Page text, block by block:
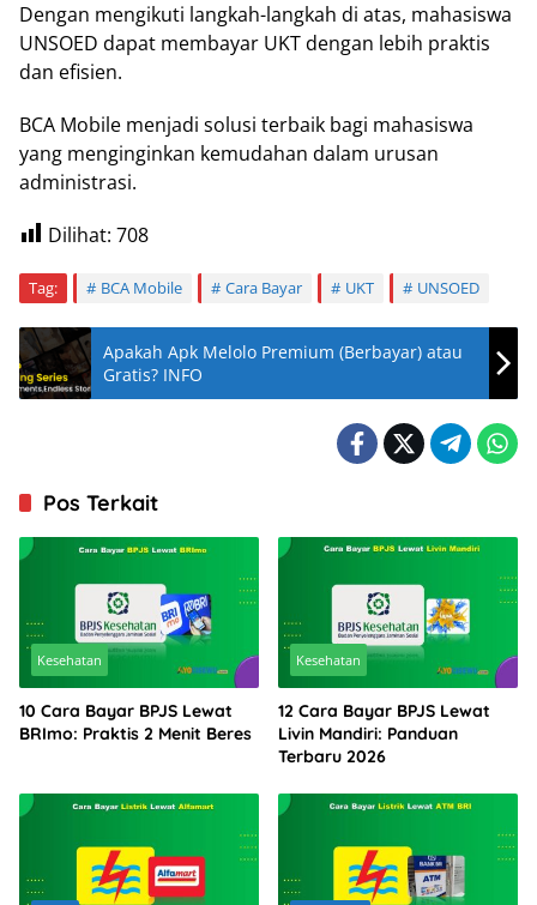
Dengan mengikuti langkah-langkah di atas, mahasiswa
UNSOED dapat membayar UKT dengan lebih praktis
dan efisien.
BCA Mobile menjadi solusi terbaik bagi mahasiswa
yang menginginkan kemudahan dalam urusan
administrasi.
Dilihat: 708
Tag: BCA Mobile Cara Bayar UKT UNSOED
Apakah Apk Melolo Premium (Berbayar) atau
Gratis? INFO
Pos Terkait
Kesehatan
10 Cara Bayar BPJS Lewat
BRImo: Praktis 2 Menit Beres
Kesehatan
12 Cara Bayar BPJS Lewat
Livin Mandiri: Panduan
Terbaru 2026